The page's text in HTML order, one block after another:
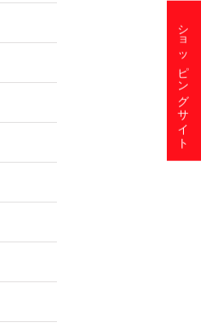
ショッピングサイト